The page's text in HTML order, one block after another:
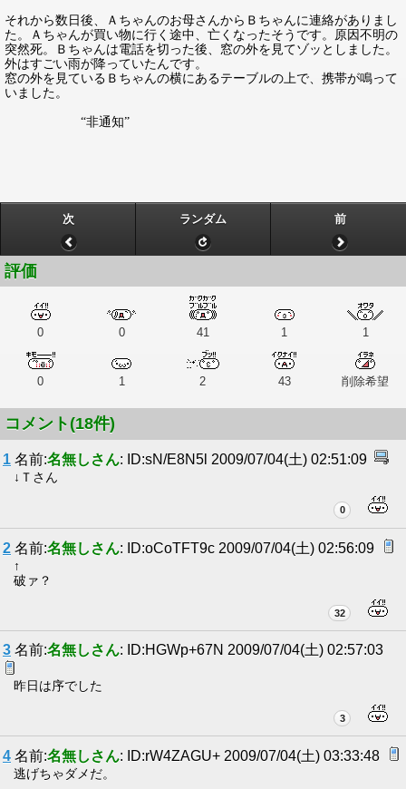
それから数日後、Ａちゃんのお母さんからＢちゃんに連絡がありまし
た。Ａちゃんが買い物に行く途中、亡くなったそうです。原因不明の
突然死。Ｂちゃんは電話を切った後、窓の外を見てゾッとしました。
外はすごい雨が降っていたんです。
窓の外を見ているＢちゃんの横にあるテーブルの上で、携帯が鳴って
いました。
“非通知”
次 ランダム 前
評価
0 0 41 1 1
0 1 2 43 削除希望
コメント(18件)
1 名前:名無しさん: ID:sN/E8N5l 2009/07/04(土) 02:51:09
↓Ｔさん
0
2 名前:名無しさん: ID:oCoTFT9c 2009/07/04(土) 02:56:09
↑
破ァ？
32
3 名前:名無しさん: ID:HGWp+67N 2009/07/04(土) 02:57:03
昨日は序でした
3
4 名前:名無しさん: ID:rW4ZAGU+ 2009/07/04(土) 03:33:48
逃げちゃダメだ。